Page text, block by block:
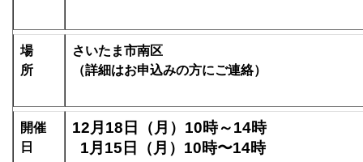
場
所
さいたま市南区
（詳細はお申込みの方にご連絡）
開催
日
12月18日（月）10時～14時
1月15日（月）10時〜14時